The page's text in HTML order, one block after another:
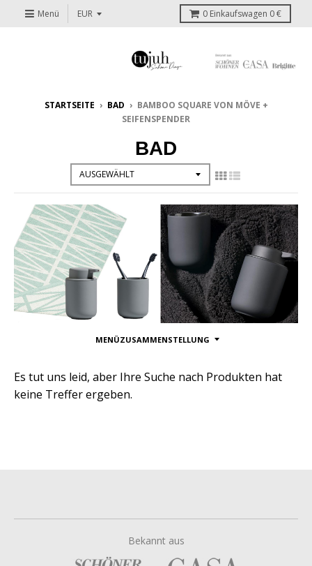
Menü 0 Einkaufswagen 0 €
STARTSEITE › BAD › BAMBOO SQUARE VON MÖVE +
SEIFENSPENDER
BAD
MENÜZUSAMMENSTELLUNG
Es tut uns leid, aber Ihre Suche nach Produkten hat
keine Treffer ergeben.
Bekannt aus